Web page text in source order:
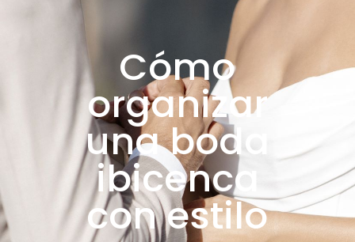
Cómo
organizar
una boda
ibicenca
con estilo